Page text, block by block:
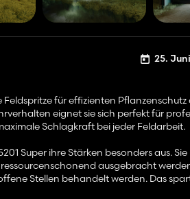
25.
für effizienten
eignet sie sich perfekt für
Schlagkraft bei jeder Feldarbeit.
Super ihre Stärken besonders aus.
ausgebracht
Stellen behandelt werden. Das